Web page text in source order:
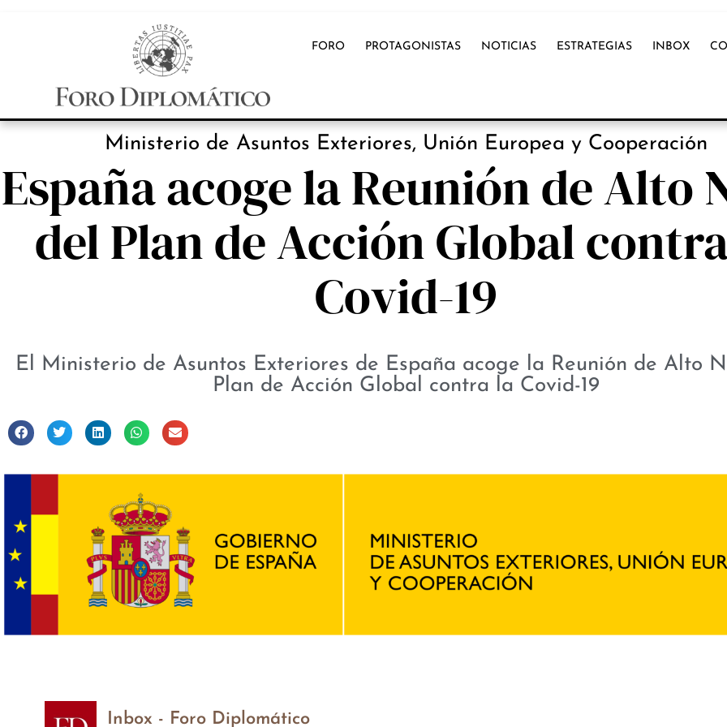
FORO PROTAGONISTAS NOTICIAS ESTRATEGIAS INBOX
Ministerio de Asuntos Exteriores, Unión Europea y Cooperación
España acoge la Reunión de Alto
del Plan de Acción Global
Covid-19
El Ministerio de Asuntos Exteriores de España acoge la Reunión de Alto
Plan de Acción Global contra la Covid-19
Inbox - Foro Diplomático